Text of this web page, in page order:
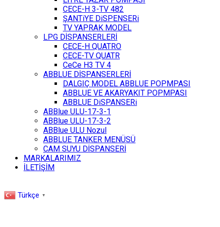
CECE-H 3-TV 482
ŞANTiYE DiSPENSERi
TV YAPRAK MODEL
LPG DİSPANSERLERİ
CECE-H QUATRO
CECE-TV QUATR
CeCe H3 TV 4
ABBLUE DİSPANSERLERİ
DALGIÇ MODEL ABBLUE POPMPASI
ABBLUE VE AKARYAKIT POPMPASI
ABBLUE DiSPANSERi
ABBlue ULU-17-3-1
ABBlue ULU-17-3-2
ABBlue ULU Nozul
ABBLUE TANKER MENÜSÜ
CAM SUYU DİSPANSERİ
MARKALARIMIZ
İLETİŞİM
Türkçe ▼